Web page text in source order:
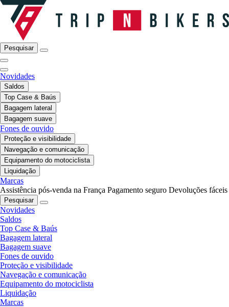
Pesquisar
Novidades
Saldos
Top Case & Baús
Bagagem lateral
Bagagem suave
Fones de ouvido
Proteção e visibilidade
Navegação e comunicação
Equipamento do motociclista
Liquidação
Marcas
Assistência pós-venda na França Pagamento seguro Devoluções fáceis
Pesquisar
Novidades
Saldos
Top Case & Baús
Bagagem lateral
Bagagem suave
Fones de ouvido
Proteção e visibilidade
Navegação e comunicação
Equipamento do motociclista
Liquidação
Marcas